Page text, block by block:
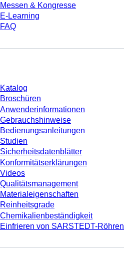
Messen & Kongresse
E-Learning
FAQ
Katalog
Broschüren
Anwenderinformationen
Gebrauchshinweise
Bedienungsanleitungen
Studien
Sicherheitsdatenblätter
Konformitätserklärungen
Videos
Qualitätsmanagement
Materialeigenschaften
Reinheitsgrade
Chemikalienbeständigkeit
Einfrieren von SARSTEDT-Röhren